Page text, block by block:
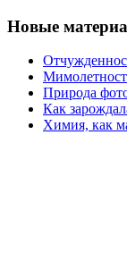
Новые
Природа
Как
Химия, как